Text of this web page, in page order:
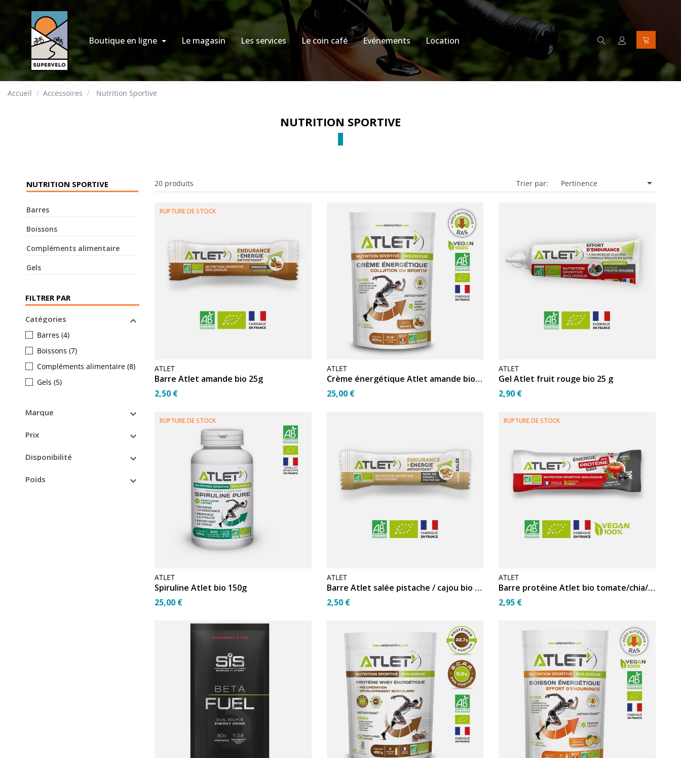
Boutique en ligne Le magasin Les services Le coin café Evénements Location
Accueil Accessoires Nutrition Sportive
NUTRITION SPORTIVE
NUTRITION SPORTIVE
Barres
Boissons
Compléments alimentaire
Gels
FILTRER PAR
Catégories 
Barres (4)
Boissons (7)
Compléments alimentaire (8)
Gels (5)
Marque 
Prix 
Disponibilité 
Poids 
20 produits Trier par: Pertinence 
RUPTURE DE STOCK
ATLET
Barre Atlet amande bio 25g
2,50 €
ATLET
Crème énergétique Atlet amande bio 600 g
25,00 €
ATLET
Gel Atlet fruit rouge bio 25 g
2,90 €
RUPTURE DE STOCK
ATLET
Spiruline Atlet bio 150g
25,00 €
ATLET
Barre Atlet salée pistache / cajou bio 25g
2,50 €
RUPTURE DE STOCK
ATLET
Barre protéine Atlet bio tomate/chia/olive 30g
2,95 €